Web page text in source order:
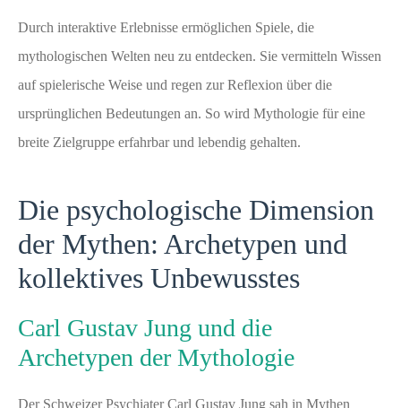
Durch interaktive Erlebnisse ermöglichen Spiele, die
mythologischen Welten neu zu entdecken. Sie vermitteln Wissen
auf spielerische Weise und regen zur Reflexion über die
ursprünglichen Bedeutungen an. So wird Mythologie für eine
breite Zielgruppe erfahrbar und lebendig gehalten.
Die psychologische Dimension
der Mythen: Archetypen und
kollektives Unbewusstes
Carl Gustav Jung und die
Archetypen der Mythologie
Der Schweizer Psychiater Carl Gustav Jung sah in Mythen